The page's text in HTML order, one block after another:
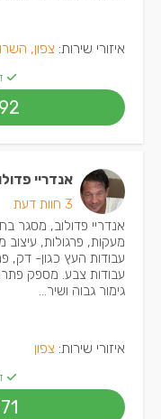
איזורי שירות: צפון,
אנדריי
3 חוות דעת
אנדריי פדולוב, מסגר
מעקות, פרגולות, עיצוב
עבודות העץ כגון- דק,
עבודות צבע. מספק
גימור גבוה ושיר...
איזורי שירות: צפון